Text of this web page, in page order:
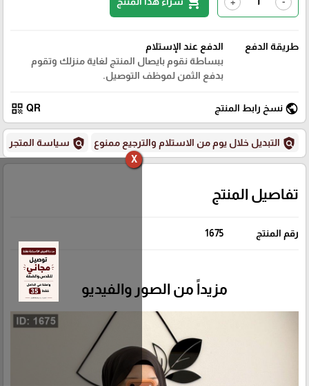
X
طريقة الدفع
الدفع عند الإستلام
ببساطة نقوم بايصال المنتج لغاية منزلك وتقوم
بدفع الثمن لموظف التوصيل.
public نسخ رابط المنتج QR
qr_code
policy التبديل خلال يوم من الاستلام والترجيع ممنوع policy سياسة المتجر
تفاصيل المنتج
رقم المنتج 1675
مزيداً من الصور والفيديو